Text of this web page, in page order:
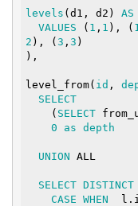
levels (d1, d2) AS
VALUES ( 1 , 1 ), (
2 ), ( 3 , 3 )
),
level_from( id ,
SELECT
    (
SELECT
0
as depth
UNION ALL
SELECT DISTINCT
CASE WHEN